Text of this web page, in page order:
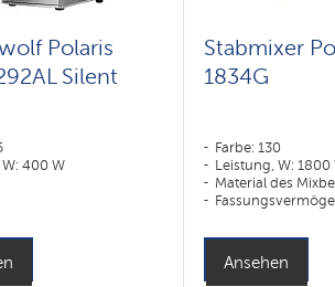
Polaris
Silent
400 W
Stabmixer
1834G
Farbe: 130
Leistung, W: 1800
Material des
Ansehen